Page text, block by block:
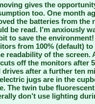
gives the
too. One month
the batteries from the
be read. I’m anxiously
to save the
from 100% (default)
readability of the screen.
off the monitors after
drives after a further ten
jugs are in the
The twin tube
don’t use lighting